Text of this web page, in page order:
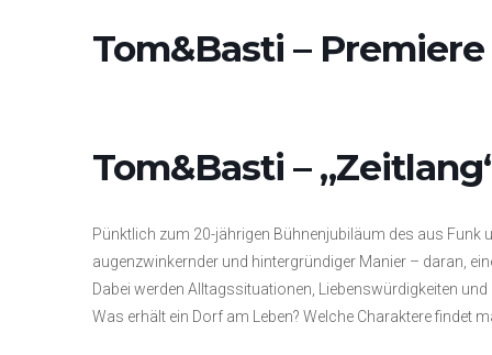
Tom&Basti –
Tom&Basti –
Pünktlich zum 20-jährigen Bühnenjubiläum des aus Funk
augenzwinkernder und hintergründiger Manier – daran,
Dabei werden Alltagssituationen, Liebenswürdigkeiten
Was erhält ein Dorf am Leben? Welche Charaktere findet